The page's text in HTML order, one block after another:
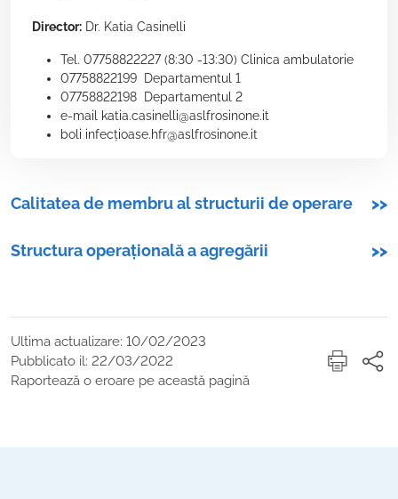
Director: Dr. Katia Casinelli
Tel. 07758822227 (8:30 -13:30) Clinica ambulatorie
07758822199 Departamentul 1
07758822198 Departamentul 2
e-mail katia.casinelli@aslfrosinone.it
boli infecțioase.hfr@aslfrosinone.it
Calitatea de membru al structurii de operare >>
Structura operațională a agregării >>
Ultima actualizare: 10/02/2023
Pubblicato il: 22/03/2022
Raportează o eroare pe această pagină